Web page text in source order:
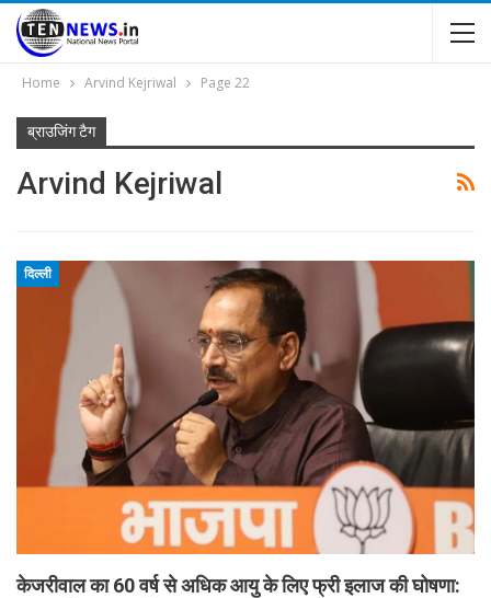
Home Arvind Kejriwal Page 22
ब्राउजिंग टैग
Arvind Kejriwal
दिल्ली
केजरीवाल का 60 वर्ष से अधिक आयु के लिए फ्री इलाज की घोषणा: